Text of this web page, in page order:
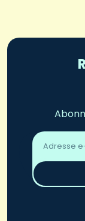
Adresse
email